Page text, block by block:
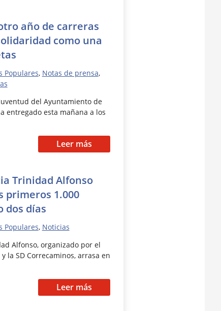
año de carreras
como una
Populares, Notas de prensa,
del Ayuntamiento de
entregado esta mañana a los
Leer más
Trinidad Alfonso
primeros 1.000
dos días
Populares, Noticias
Alfonso, organizado por el
la SD Correcaminos, arrasa en
Leer más